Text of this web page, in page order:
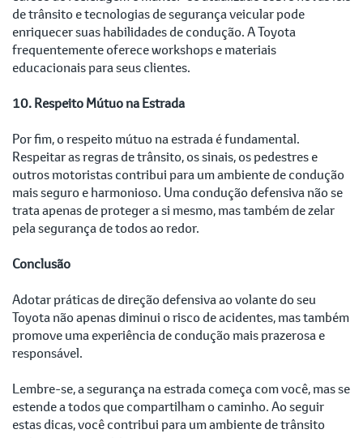
de trânsito e tecnologias de segurança veicular pode
enriquecer suas habilidades de condução. A Toyota
frequentemente oferece workshops e materiais
educacionais para seus clientes.
10. Respeito Mútuo na Estrada
Por fim, o respeito mútuo na estrada é fundamental.
Respeitar as regras de trânsito, os sinais, os pedestres e
outros motoristas contribui para um ambiente de condução
mais seguro e harmonioso. Uma condução defensiva não se
trata apenas de proteger a si mesmo, mas também de zelar
pela segurança de todos ao redor.
Conclusão
Adotar práticas de direção defensiva ao volante do seu
Toyota não apenas diminui o risco de acidentes, mas também
promove uma experiência de condução mais prazerosa e
responsável.
Lembre-se, a segurança na estrada começa com você, mas se
estende a todos que compartilham o caminho. Ao seguir
estas dicas, você contribui para um ambiente de trânsito